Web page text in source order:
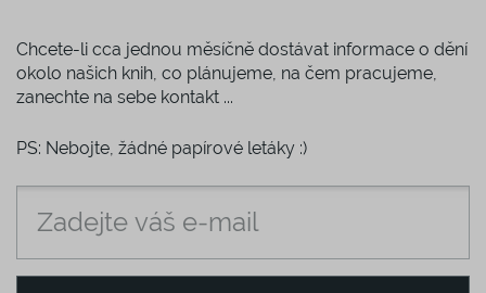
Chcete-li cca jednou měsíčně dostávat informace o dění
okolo našich knih, co plánujeme, na čem pracujeme,
zanechte na sebe kontakt ...
PS: Nebojte, žádné papírové letáky :)